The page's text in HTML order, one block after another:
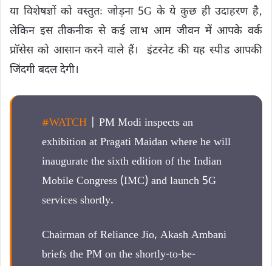
या विशेषज्ञों को वस्तुतः जोड़ना 5G के ये कुछ ही उदाहरण है‚
लेकिन इस तीकनीक से कई लाभ आम जीवन में आपके वर्क
प्राॅसेस को आसान करने वाले हैं। इंटरनेट की यह स्पीड आपकी
जिंदगी बदल देगी।
#WATCH | PM Modi inspects an
exhibition at Pragati Maidan where he will
inaugurate the sixth edition of the Indian
Mobile Congress (IMC) and launch 5G
services shortly.
Chairman of Reliance Jio, Akash Ambani
briefs the PM on the shortly-to-be-